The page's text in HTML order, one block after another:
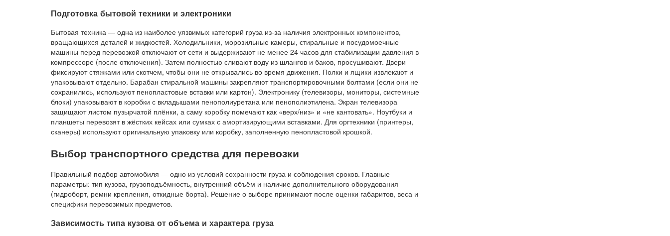
Подготовка бытовой техники и электроники
Бытовая техника — одна из наиболее уязвимых категорий груза из-за наличия электронных компонентов,
вращающихся деталей и жидкостей. Холодильники, морозильные камеры, стиральные и посудомоечные
машины перед перевозкой отключают от сети и выдерживают не менее 24 часов для стабилизации давления в
компрессоре (после отключения). Затем полностью сливают воду из шлангов и баков, просушивают. Двери
фиксируют стяжками или скотчем, чтобы они не открывались во время движения. Полки и ящики извлекают и
упаковывают отдельно. Барабан стиральной машины закрепляют транспортировочными болтами (если они не
сохранились, используют пенопластовые вставки или картон). Электронику (телевизоры, мониторы, системные
блоки) упаковывают в коробки с вкладышами пенополиуретана или пенополиэтилена. Экран телевизора
защищают листом пузырчатой плёнки, а саму коробку помечают как «верх/низ» и «не кантовать». Ноутбуки и
планшеты перевозят в жёстких кейсах или сумках с амортизирующими вставками. Для оргтехники (принтеры,
сканеры) используют оригинальную упаковку или коробку, заполненную пенопластовой крошкой.
Выбор транспортного средства для перевозки
Правильный подбор автомобиля — одно из условий сохранности груза и соблюдения сроков. Главные
параметры: тип кузова, грузоподъёмность, внутренний объём и наличие дополнительного оборудования
(гидроборт, ремни крепления, откидные борта). Решение о выборе принимают после оценки габаритов, веса и
специфики перевозимых предметов.
Зависимость типа кузова от объема и характера груза